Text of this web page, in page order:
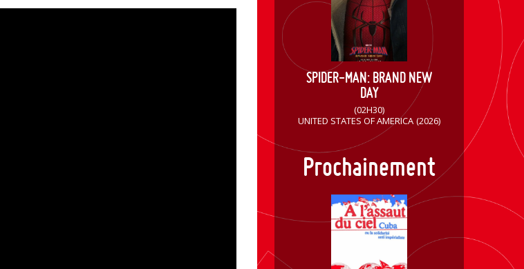
SPIDER-MAN: BRAND NEW
DAY
(02H30)
UNITED STATES OF AMERICA (2026)
Prochainement